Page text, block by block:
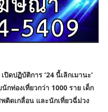
ดปฏิบัติการ ‘24 นี้เลิกเมานะ’
ท่องเที่ยวกว่า 1000 ราย เด็ก
ติดเกลื่อน และนักเที่ยวฉี่ม่วง